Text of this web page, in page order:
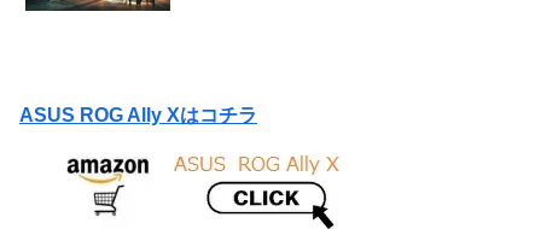
ASUS ROG Ally Xはコチラ